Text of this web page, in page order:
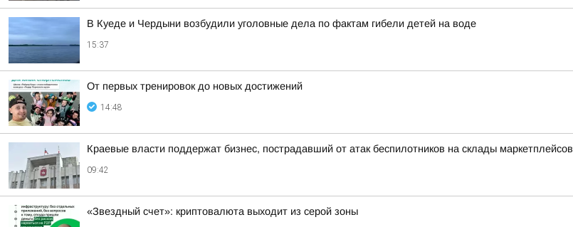
В Куеде и Чердыни возбудили уголовные дела по фактам гибели детей на воде
15:37
От первых тренировок до новых достижений
14:48
Краевые власти поддержат бизнес, пострадавший от атак беспилотников на склады маркетплейсов
09:42
«Звездный счет»: криптовалюта выходит из серой зоны